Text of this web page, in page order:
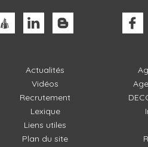
Actualités
Vidéos
Recrutement
Lexique
Liens utiles
Plan du site